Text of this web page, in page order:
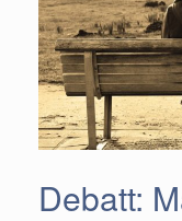
Debatt: